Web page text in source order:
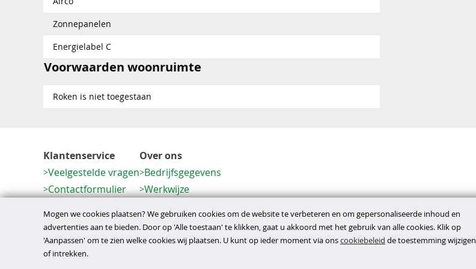
Zonnepanelen
Energielabel C
Voorwaarden woonruimte
Roken is niet toegestaan
Klantenservice
Veelgestelde vragen
Contactformulier
Over ons
Bedrijfsgegevens
Werkwijze
Copyright © 2026
Mogen we cookies plaatsen? We gebruiken cookies om de website te verbeteren en om gepersonaliseerde inhoud en
advertenties aan te bieden. Door op 'Alle toestaan' te klikken, gaat u akkoord met het gebruik van alle cookies. Klik op
'Aanpassen' om te zien welke cookies wij plaatsen. U kunt op ieder moment via onscookiebeleid de toestemming wijzigen
of intrekken.